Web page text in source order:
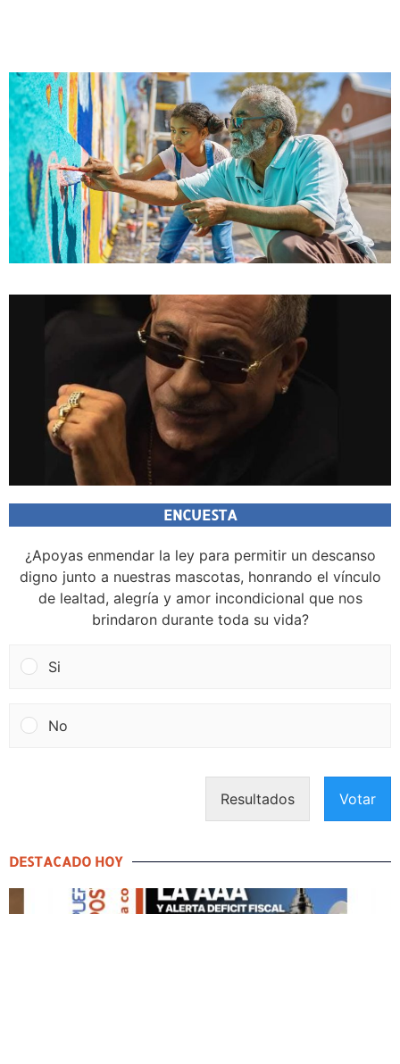
ENCUESTA
¿Apoyas enmendar la ley para permitir un descanso
digno junto a nuestras mascotas, honrando el vínculo
de lealtad, alegría y amor incondicional que nos
brindaron durante toda su vida?
Si
No
Resultados Votar
DESTACADO HOY